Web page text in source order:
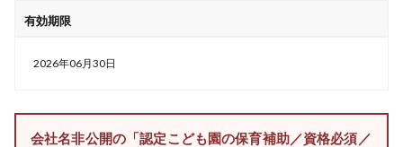
有効期限
2026年06月30日
会社名非公開の「認定こども園の保育補助／資格必須／